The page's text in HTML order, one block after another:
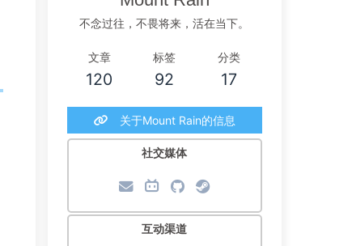
不念过往，不畏将来，活在当下。
文章
120
标签
92
分类
17
关于Mount Rain的信息
社交媒体
互动渠道